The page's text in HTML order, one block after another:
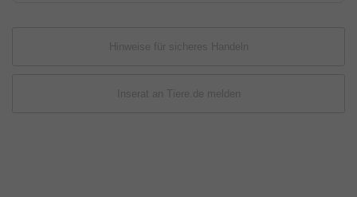
Hinweise für sicheres Handeln
Inserat an Tiere.de melden